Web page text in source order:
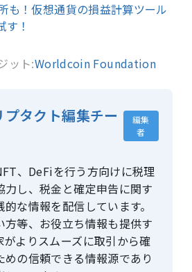
も！仮想通貨の損益計算ツール
！
ット:Worldcoin Foundation
プタクト編集チー
編集
者
、DeFiを行う方向けに税理
力し、税金と確定申告に関す
な情報を配信しています。
方等、お役立ち情報も提供す
がよりスムーズに取引から確
めの信頼できる情報源であり